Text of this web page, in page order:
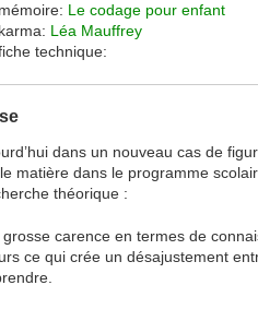
Le codage pour enfant
Léa Mauffrey
technique:
dans un nouveau cas de
matière dans le programme
théorique :
carence en termes de
ce qui crée un désajustement